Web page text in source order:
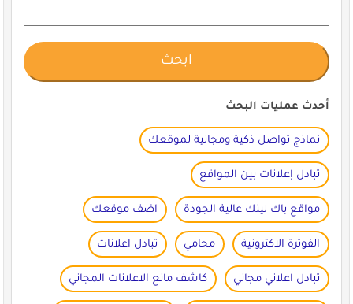
أحدث عمليات البحث
نماذج تواصل ذكية ومجانية لموقعك
تبادل إعلانات بين المواقع
مواقع باك لينك عالية الجودة اضف موقعك
الفوترة الاكترونية محامي تبادل اعلانات
تبادل اعلاني مجاني كاشف مانع الاعلانات المجاني